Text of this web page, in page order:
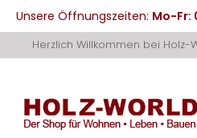
Unsere Öffnungszeiten: Mo-Fr:
zum
Herzlich Willkommen bei